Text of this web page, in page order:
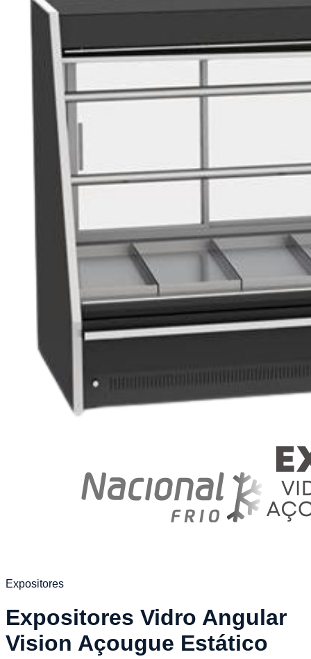
Expositores
Expositores Vidro Angular
Vision Açougue Estático